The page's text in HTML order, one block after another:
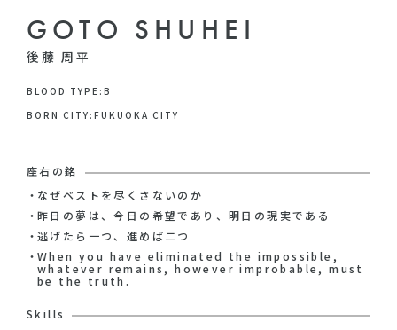
GOTO SHUHEI
後藤 周平
BLOOD TYPE:B
BORN CITY:FUKUOKA CITY
座右の銘
なぜベストを尽くさないのか
昨日の夢は、今日の希望であり、明日の現実である
逃げたら一つ、進めば二つ
When you have eliminated the impossible,
whatever remains, however improbable, must
be the truth.
Skills